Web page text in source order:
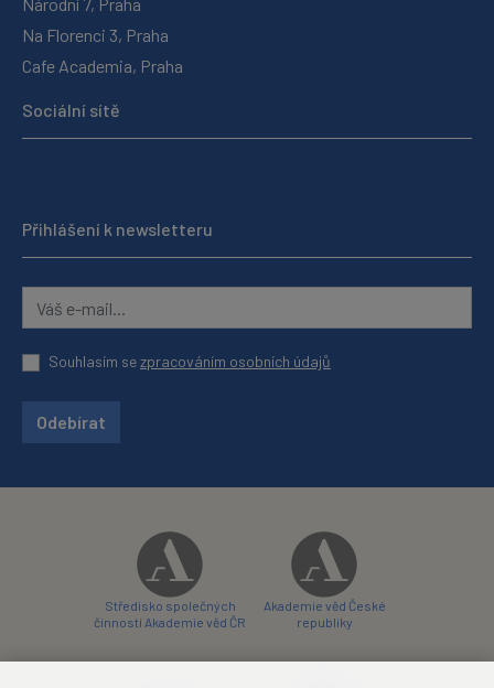
Na Florenci 3, Praha
Cafe Academia, Praha
Sociální sítě
Přihlášení k newsletteru
Souhlasím sezpracováním osobních údajů
Odebírat
Středisko společných
činností Akademie věd ČR
Akademie věd České
republiky